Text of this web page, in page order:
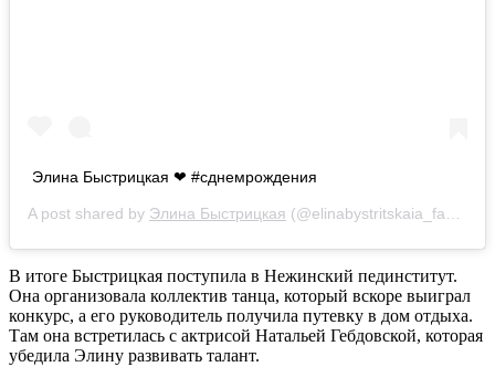
Элина Быстрицкая ❤ #сднемрождения
A post shared by Элина Быстрицкая (@elinabystritskaia_fan) on
В итоге Быстрицкая поступила в Нежинский пединститут.
Она организовала коллектив танца, который вскоре выиграл
конкурс, а его руководитель получила путевку в дом отдыха.
Там она встретилась с актрисой Натальей Гебдовской, которая
убедила Элину развивать талант.